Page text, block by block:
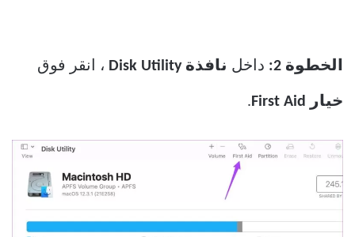
الخطوة 2: داخل نافذة Disk Utility ، انقر فوق
خيار First Aid .